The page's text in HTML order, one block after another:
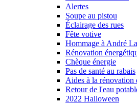
Alertes
Soupe au pistou
Éclairage des rues
Fête votive
Hommage à André
Rénovation
Chèque énergie
Pas de santé au rabais
Aides à la rénovation
Retour de l'eau
2022 Halloween